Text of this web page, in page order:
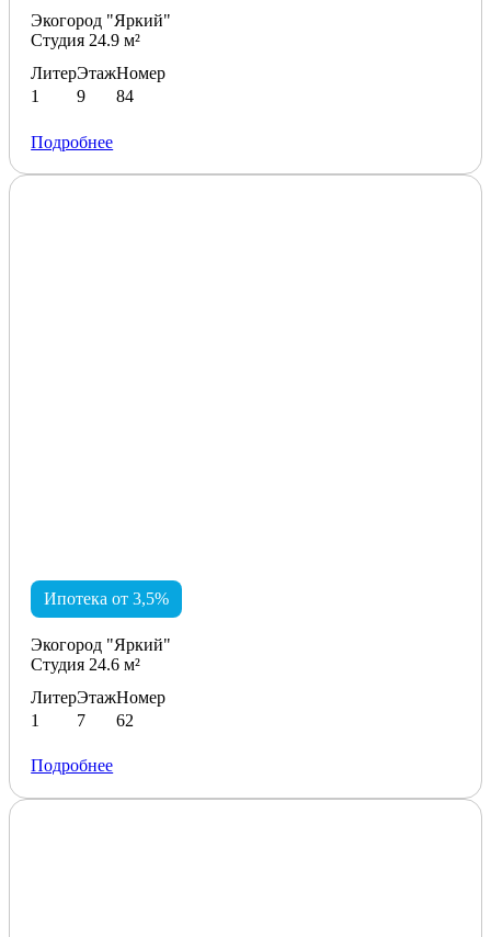
Экогород "Яркий"
Студия 24.9 м²
Литер
1
Этаж
9
Номер
84
Подробнее
Ипотека от 3,5%
Экогород "Яркий"
Студия 24.6 м²
Литер
1
Этаж
7
Номер
62
Подробнее